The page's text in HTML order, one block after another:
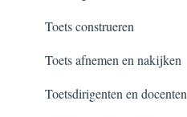
Toets construeren
Toets afnemen en nakijken
Toetsdirigenten en docenten